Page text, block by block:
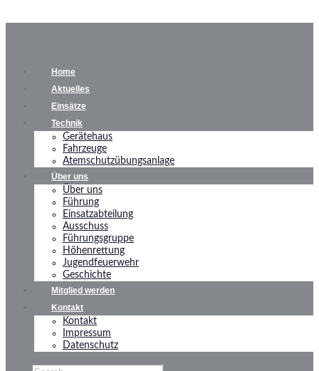
Home
Aktuelles
Einsätze
Technik
Gerätehaus
Fahrzeuge
Atemschutzübungsanlage
Über uns
Über uns
Führung
Einsatzabteilung
Ausschuss
Führungsgruppe
Höhenrettung
Jugendfeuerwehr
Geschichte
Mitglied werden
Kontakt
Kontakt
Impressum
Datenschutz